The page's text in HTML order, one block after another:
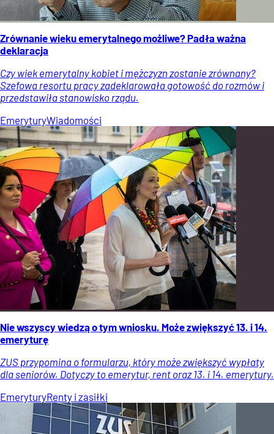
Zrównanie wieku emerytalnego możliwe? Padła ważna
deklaracja
Czy wiek emerytalny kobiet i mężczyzn zostanie zrównany?
Szefowa resortu pracy zadeklarowała gotowość do rozmów i
przedstawiła stanowisko rządu.
EmeryturyWiadomości
Nie wszyscy wiedzą o tym wniosku. Może zwiększyć 13. i 14.
emeryturę
ZUS przypomina o formularzu, który może zwiększyć wypłaty
dla seniorów. Dotyczy to emerytur, rent oraz 13. i 14. emerytury.
EmeryturyRenty i zasiłki